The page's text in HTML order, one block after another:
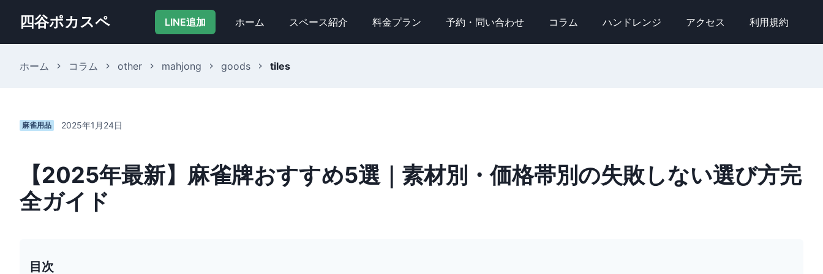
四谷ポカスペ LINE追加 ホーム スペース紹介 料金プラン 予約・問い合わせ コラム ハンドレンジ アクセス 利用規約
ホーム コラム other mahjong goods tiles
麻雀用品 2025年1月24日
【2025年最新】麻雀牌おすすめ5選｜素材別・価格帯別の失敗しない選び方完
全ガイド
目次